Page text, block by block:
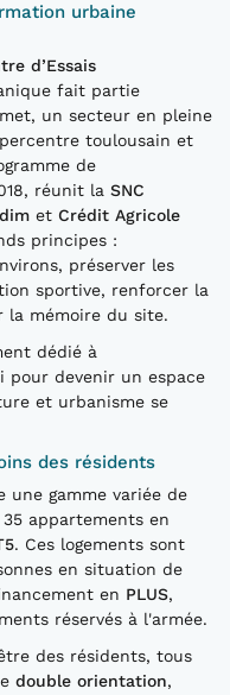
urbaine
d’Essais
fait partie
un secteur en pleine
toulousain et
de
réunit la SNC
et Crédit Agricole
principes :
préserver les
sportive, renforcer la
mémoire du site.
dédié à
pour devenir un espace
et urbanisme se
des résidents
une gamme variée de
appartements en
. Ces logements sont
en situation de
en PLUS,
réservés à l'armée.
des résidents, tous
double orientation,